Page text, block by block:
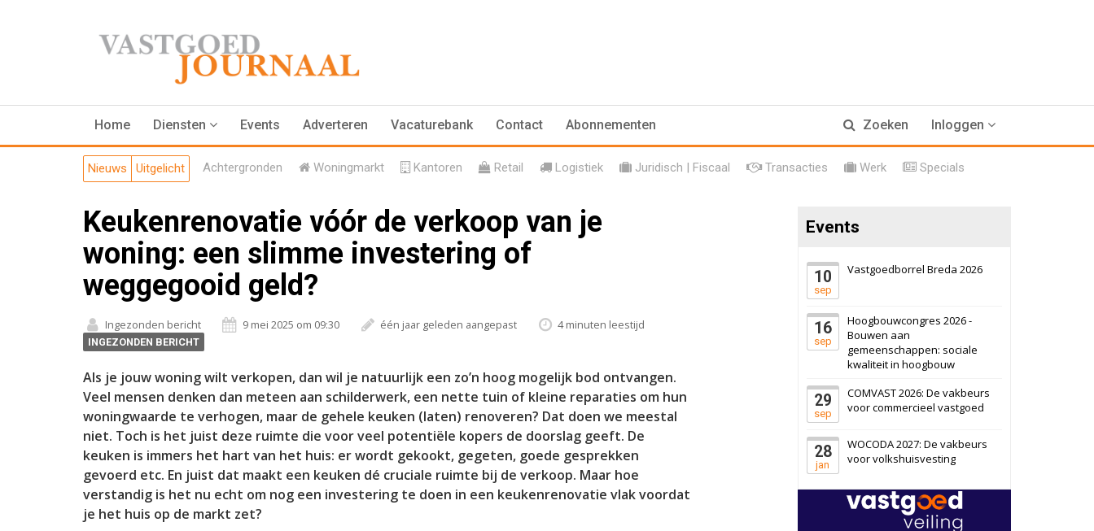
Home Diensten Events Adverteren Vacaturebank Contact Abonnementen Zoeken Inloggen
Nieuws Uitgelicht Achtergronden Woningmarkt Kantoren Retail Logistiek Juridisch | Fiscaal Transacties Werk Specials
Keukenrenovatie vóór de verkoop van je
woning: een slimme investering of
weggegooid geld?
Ingezonden bericht 9 mei 2025 om 09:30 één jaar geleden aangepast 4 minuten leestijd
INGEZONDEN BERICHT
Als je jouw woning wilt verkopen, dan wil je natuurlijk een zo’n hoog mogelijk bod ontvangen.
Veel mensen denken dan meteen aan schilderwerk, een nette tuin of kleine reparaties om hun
woningwaarde te verhogen, maar de gehele keuken (laten) renoveren? Dat doen we meestal
niet. Toch is het juist deze ruimte die voor veel potentiële kopers de doorslag geeft. De
keuken is immers het hart van het huis: er wordt gekookt, gegeten, goede gesprekken
gevoerd etc. En juist dat maakt een keuken dé cruciale ruimte bij de verkoop. Maar hoe
verstandig is het nu echt om nog een investering te doen in een keukenrenovatie vlak voordat
je het huis op de markt zet?
Events
10
sep
Vastgoedborrel Breda 2026
16
sep
Hoogbouwcongres 2026 -
Bouwen aan
gemeenschappen: sociale
kwaliteit in hoogbouw
29
sep
COMVAST 2026: De vakbeurs
voor commercieel vastgoed
28
jan
WOCODA 2027: De vakbeurs
voor volkshuisvesting
17 september 2026
Voormalig
politiebureau
6 oktober 2026 Transformatieobject
Schiedam
22 september 2026 Attractiepark
Bekijk
Oranje
28 september 2026
bedrijventerrein
Schuinesloot